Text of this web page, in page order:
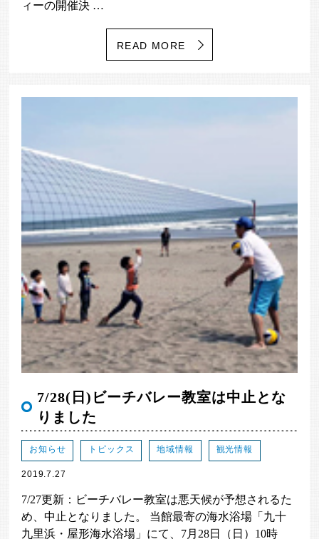
ィーの開催決 …
READ MORE
7/28(日)ビーチバレー教室は中止とな
りました
お知らせ トピックス 地域情報 観光情報
2019.7.27
7/27更新：ビーチバレー教室は悪天候が予想されるた
め、中止となりました。 当館最寄の海水浴場「九十
九里浜・屋形海水浴場」にて、7月28日（日）10時